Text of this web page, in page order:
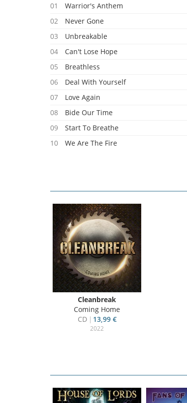
01
Warrior's Anthem
02
Never Gone
03
Unbreakable
04
Can't Lose Hope
05
Breathless
06
Deal With Yourself
07
Love Again
08
Bide Our Time
09
Start To Breathe
10
We Are The Fire
Cleanbreak
Coming Home
CD
13,99 €
2022